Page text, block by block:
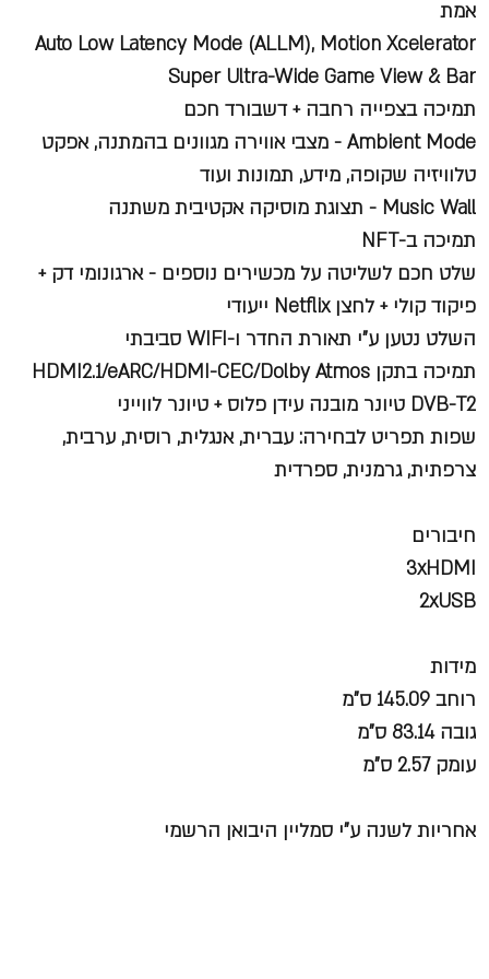
אמת
Auto Low Latency Mode (ALLM), Motion Xcelerator
Super Ultra-Wide Game View & Bar
תמיכה בצפייה רחבה + דשבורד חכם
Ambient Mode - מצבי אווירה מגוונים בהמתנה, אפקט
טלוויזיה שקופה, מידע, תמונות ועוד
Music Wall - תצוגת מוסיקה אקטיבית משתנה
תמיכה ב-NFT
שלט חכם לשליטה על מכשירים נוספים - ארגונומי דק +
פיקוד קולי + לחצן Netflix ייעודי
השלט נטען ע"י תאורת החדר ו-WIFI סביבתי
תמיכה בתקן HDMI2.1/eARC/HDMI-CEC/Dolby Atmos
DVB-T2 טיונר מובנה עידן פלוס + טיונר לווייני
שפות תפריט לבחירה: עברית, אנגלית, רוסית, ערבית,
צרפתית, גרמנית, ספרדית
חיבורים
3xHDMI
2xUSB
מידות
רוחב 145.09 ס"מ
גובה 83.14 ס"מ
עומק 2.57 ס"מ
אחריות לשנה ע"י סמליין היבואן הרשמי